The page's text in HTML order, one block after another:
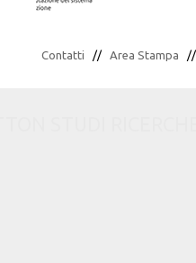
Contatti // Area Stampa